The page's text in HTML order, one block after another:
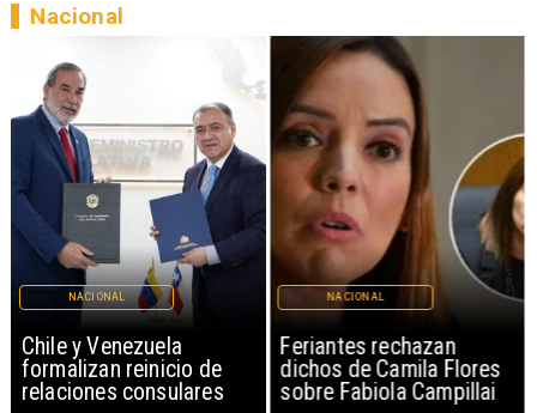
Chile y Venezuela
formalizan reinicio de
relaciones consulares
NACIONAL
Feriantes rechazan
dichos de Camila Flores
sobre Fabiola Campillai
NACIONAL
Nacional